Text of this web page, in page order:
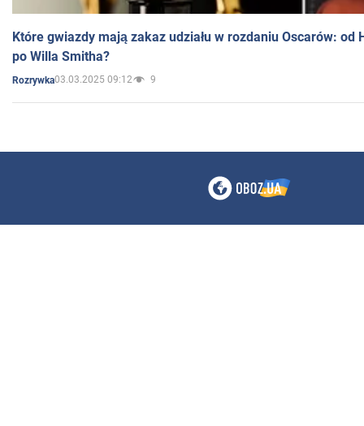
Które gwiazdy mają zakaz udziału w rozdaniu Oscarów: od
po Willa Smitha?
Rozrywka03.03.2025 09:12 9